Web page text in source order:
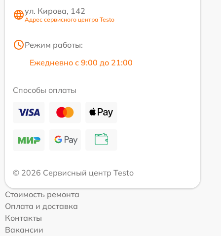
ул. Кирова, 142
Адрес сервисного центра Testo
Режим работы:
Ежедневно с 9:00 до 21:00
Способы оплаты
© 2026 Сервисный центр Testo
Стоимость ремонта
Оплата и доставка
Контакты
Вакансии